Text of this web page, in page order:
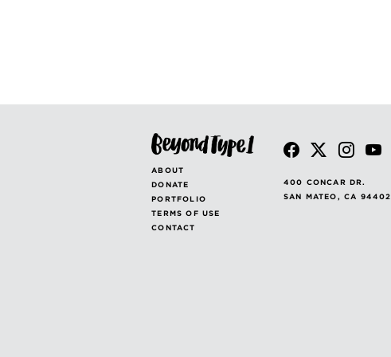
ABOUT
DONATE
PORTFOLIO
TERMS OF USE
CONTACT
400 CONCAR DR.
SAN MATEO, CA 94402